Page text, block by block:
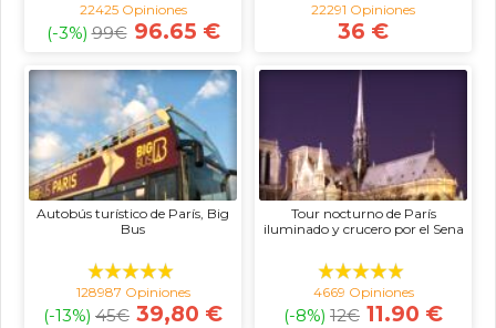
22425 Opiniones
(-3%) 99€ 96.65 €
22291 Opiniones
36 €
Autobús turístico de París, Big
Bus
128987 Opiniones
(-13%) 45€ 39,80 €
Tour nocturno de París
iluminado y crucero por el Sena
4669 Opiniones
(-8%) 12€ 11.90 €